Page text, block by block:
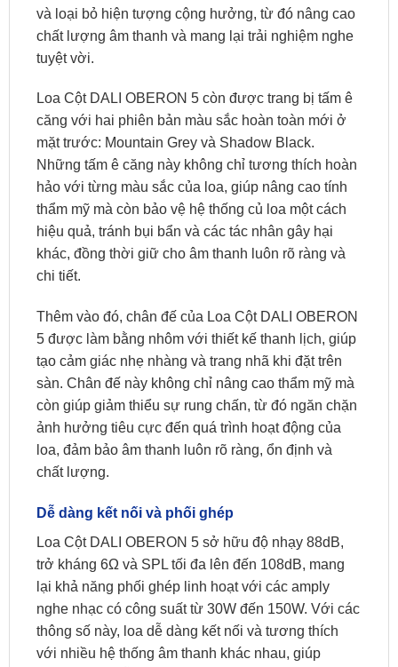
và loại bỏ hiện tượng cộng hưởng, từ đó nâng cao
chất lượng âm thanh và mang lại trải nghiệm nghe
tuyệt vời.
Loa Cột DALI OBERON 5 còn được trang bị tấm ê
căng với hai phiên bản màu sắc hoàn toàn mới ở
mặt trước: Mountain Grey và Shadow Black.
Những tấm ê căng này không chỉ tương thích hoàn
hảo với từng màu sắc của loa, giúp nâng cao tính
thẩm mỹ mà còn bảo vệ hệ thống củ loa một cách
hiệu quả, tránh bụi bẩn và các tác nhân gây hại
khác, đồng thời giữ cho âm thanh luôn rõ ràng và
chi tiết.
Thêm vào đó, chân đế của Loa Cột DALI OBERON
5 được làm bằng nhôm với thiết kế thanh lịch, giúp
tạo cảm giác nhẹ nhàng và trang nhã khi đặt trên
sàn. Chân đế này không chỉ nâng cao thẩm mỹ mà
còn giúp giảm thiểu sự rung chấn, từ đó ngăn chặn
ảnh hưởng tiêu cực đến quá trình hoạt động của
loa, đảm bảo âm thanh luôn rõ ràng, ổn định và
chất lượng.
Dễ dàng kết nối và phối ghép
Loa Cột DALI OBERON 5 sở hữu độ nhạy 88dB,
trở kháng 6Ω và SPL tối đa lên đến 108dB, mang
lại khả năng phối ghép linh hoạt với các amply
nghe nhạc có công suất từ 30W đến 150W. Với các
thông số này, loa dễ dàng kết nối và tương thích
với nhiều hệ thống âm thanh khác nhau, giúp